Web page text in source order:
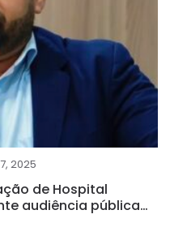
2025
de Hospital
audiência pública